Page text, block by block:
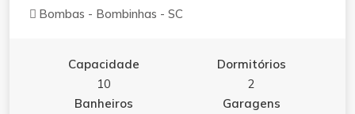
Bombas - Bombinhas - SC
Capacidade
10
Dormitórios
2
Banheiros
Garagens